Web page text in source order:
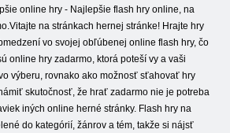
online hry - Najlepšie flash hry online, na
na stránkach hernej stránke! Hrajte hry
vo svojej obľúbenej online flash hry, čo
online hry zadarmo, ktorá poteší vy a vaši
výberu, rovnako ako možnosť sťahovať hry
skutočnosť, že hrať zadarmo nie je potreba
iných online herné stránky. Flash hry na
do kategórií, žánrov a tém, takže si nájsť